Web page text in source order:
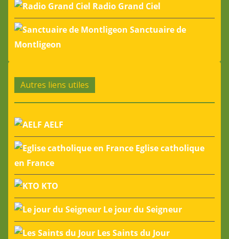
Radio Grand Ciel
Sanctuaire de
Montligeon
Autres liens utiles
AELF
Eglise catholique
en France
KTO
Le jour du Seigneur
Les Saints du Jour